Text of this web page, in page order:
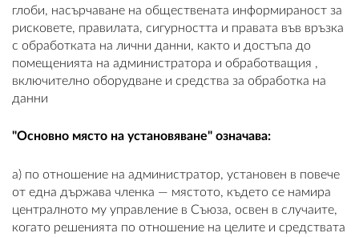
глоби, насърчаване на обществената информираност за
рисковете, правилата, сигурността и правата във връзка
с обработката на лични данни, както и достъпа до
помещенията на администратора и обработващия ,
включително оборудване и средства за обработка на
данни
"Основно място на установяване" означава:
а) по отношение на администратор, установен в повече
от една държава членка — мястото, където се намира
централното му управление в Съюза, освен в случаите,
когато решенията по отношение на целите и средствата